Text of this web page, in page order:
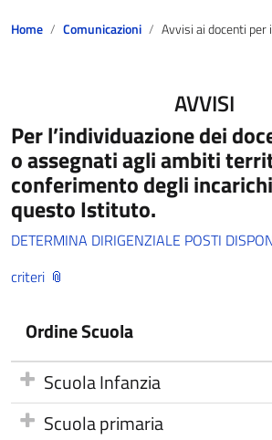
Home Comunicazioni Avvisi ai docenti per incarichi triennali
AVVISI
Per l’individuazione dei
o assegnati agli ambiti
conferimento degli
questo Istituto.
DETERMINA DIRIGENZIALE POSTI
criteri
Ordine Scuola
Scuola Infanzia
Scuola primaria